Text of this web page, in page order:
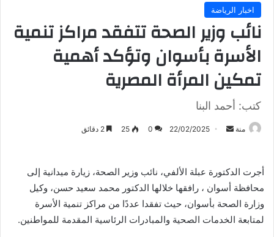
اخبار الرياضة
نائب وزير الصحة تتفقد مراكز تنمية
الأسرة بأسوان وتؤكد أهمية
تمكين المرأة المصرية
كتب: أحمد البنا
منة
أرسل 22/02/2025
0
25
أجرت الدكتورة عبلة الألفي، نائب وزير الصحة، زيارة ميدانية إلى
محافظة أسوان ، رافقها خلالها الدكتور محمد سعيد حسن، وكيل
وزارة الصحة بأسوان، حيث تفقدا عددًا من مراكز تنمية الأسرة
لمتابعة الخدمات الصحية والمبادرات الرئاسية المقدمة للمواطنين.